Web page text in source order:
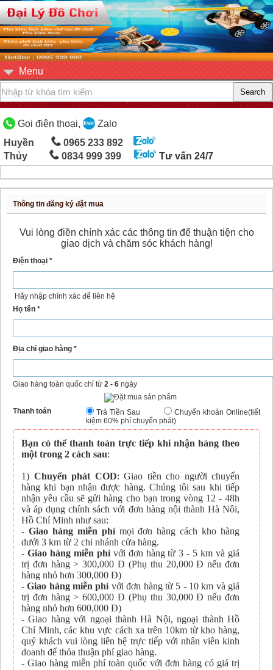
Menu
Gọi điện thoại,
Zalo
Huyền
0965 233 892
Thủy
0834 999 399 Tư vấn 24/7
Thông tin đăng ký đặt mua
Vui lòng điền chính xác các thông tin để thuận tiện cho
giao dịch và chăm sóc khách hàng!
Điện thoại *
Hãy nhập chính xác để liên hệ
Họ tên *
Địa chỉ giao hàng *
Giao hàng toàn quốc chỉ từ 2 - 6 ngày
Thanh toán Trả Tiền Sau
Chuyển khoản Online(tiết
kiệm 60% phí chuyển phát)
Bạn có thể thanh toán trực tiếp khi nhận hàng theo
một trong 2 cách sau:
1) Chuyển phát COD: Giao tiền cho người chuyển
hàng khi bạn nhận được hàng. Chúng tôi sau khi tiếp
nhận yêu cầu sẽ gửi hàng cho bạn trong vòng 12 - 48h
và áp dụng chính sách với đơn hàng nội thành Hà Nôi,
Hồ Chí Minh như sau:
- Giao hàng miễn phímọi đơn hàng cách kho hàng
dưới 3 km từ 2 chi nhánh cửa hàng.
- Giao hàng miễn phívới đơn hàng từ 3 - 5 km và giá
trị đơn hàng > 300,000 Đ (Phụ thu 20,000 Đ nếu đơn
hàng nhỏ hơn 300,000 Đ)
-Giao hàng miễn phívới đơn hàng từ 5 - 10 km và giá
trị đơn hàng > 600,000 Đ (Phụ thu 30,000 Đ nếu đơn
hàng nhỏ hơn 600,000 Đ)
- Giao hàng với ngoại thành Hà Nội, ngoại thành Hồ
Chí Minh, các khu vực cách xa trên 10km từ kho hàng,
quý khách vui lòng liên hệ trực tiếp với nhân viên kinh
doanh để thỏa thuận phí giao hàng.
- Giao hàng miễn phí toàn quốc với đơn hàng có giá trị